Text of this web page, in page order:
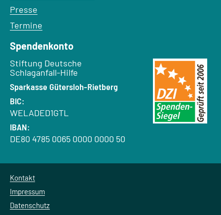
Presse
Termine
Spendenkonto
Empfänger:
Stiftung Deutsche
Schlaganfall-Hilfe
Bank:
Sparkasse Gütersloh-Rietberg
BIC:
WELADED1GTL
IBAN:
DE80 4785 0065 0000 0000 50
Kontakt
Impressum
Datenschutz